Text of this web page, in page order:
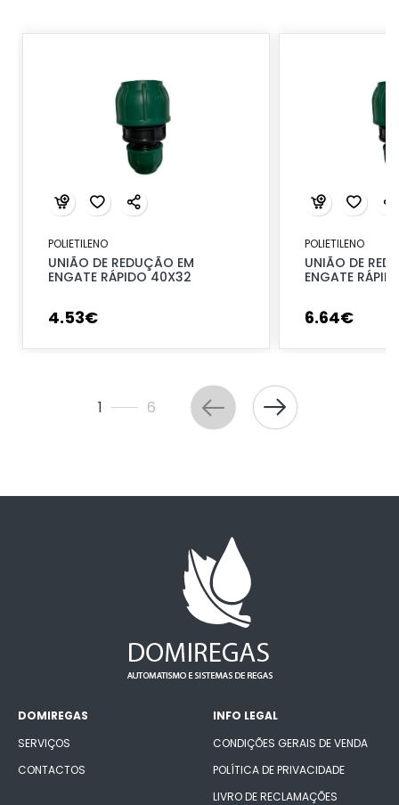
POLIETILENO
UNIÃO DE REDUÇÃO EM
ENGATE RÁPIDO 40X32
4.53€
POLIETILENO
UNIÃO DE
ENGATE
6.64€
1 6
DOMIREGAS
SERVIÇOS
CONTACTOS
INFO LEGAL
CONDIÇÕES GERAIS DE VENDA
POLÍTICA DE PRIVACIDADE
LIVRO DE RECLAMAÇÕES